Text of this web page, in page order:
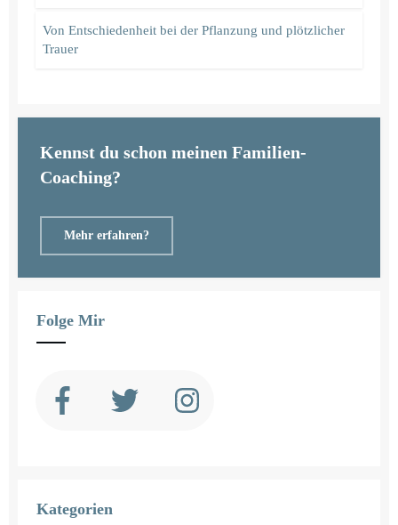
Von Entschiedenheit bei der Pflanzung und plötzlicher
Trauer
Kennst du schon meinen Familien-
Coaching?
Mehr erfahren?
Folge Mir
Kategorien